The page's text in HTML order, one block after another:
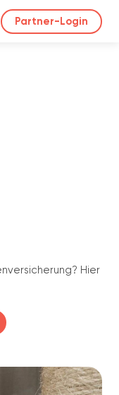
Partner-Login
Hier